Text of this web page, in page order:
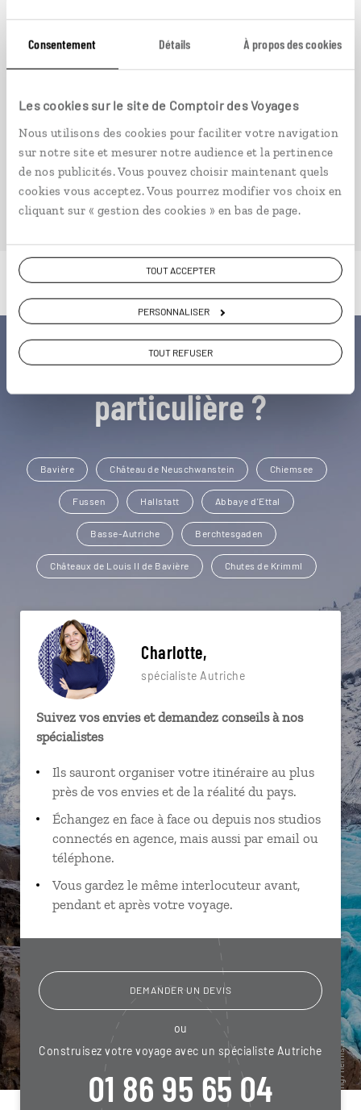
Consentement Détails À propos des cookies
Les cookies sur le site de Comptoir des Voyages
Nous utilisons des cookies pour faciliter votre navigation
sur notre site et mesurer notre audience et la pertinence
de nos publicités. Vous pouvez choisir maintenant quels
cookies vous acceptez. Vous pourrez modifier vos choix en
cliquant sur « gestion des cookies » en bas de page.
TOUT ACCEPTER
PERSONNALISER
TOUT REFUSER
Une envie de voyage
particulière ?
Bavière Château de Neuschwanstein Chiemsee
Fussen Hallstatt Abbaye d'Ettal
Basse-Autriche Berchtesgaden
Châteaux de Louis II de Bavière Chutes de Krimml
Charlotte,
spécialiste Autriche
Suivez vos envies et demandez conseils à nos
spécialistes
Ils sauront organiser votre itinéraire au plus
près de vos envies et de la réalité du pays.
Échangez en face à face ou depuis nos studios
connectés en agence, mais aussi par email ou
téléphone.
Vous gardez le même interlocuteur avant,
pendant et après votre voyage.
DEMANDER UN DEVIS
ou
Construisez votre voyage avec un spécialiste Autriche
01 86 95 65 04